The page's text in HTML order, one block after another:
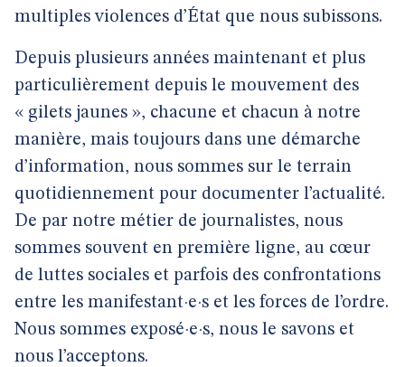
multiples violences d’État que nous subissons.
Depuis plusieurs années maintenant et plus
particulièrement depuis le mouvement des
« gilets jaunes », chacune et chacun à notre
manière, mais toujours dans une démarche
d’information, nous sommes sur le terrain
quotidiennement pour documenter l’actualité.
De par notre métier de journalistes, nous
sommes souvent en première ligne, au cœur
de luttes sociales et parfois des confrontations
entre les manifestant·e·s et les forces de l’ordre.
Nous sommes exposé·e·s, nous le savons et
nous l’acceptons.